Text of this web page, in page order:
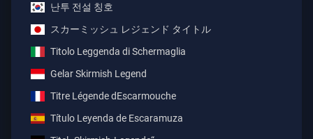
난투 전설 칭호
スカーミッシュ レジェンド タイトル
Titolo Leggenda di Schermaglia
Gelar Skirmish Legend
Titre Légende dEscarmouche
Título Leyenda de Escaramuza